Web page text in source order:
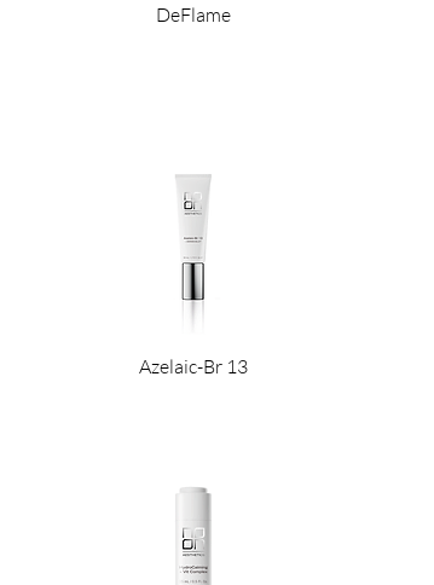
DeFlame
Azelaic-Br 13